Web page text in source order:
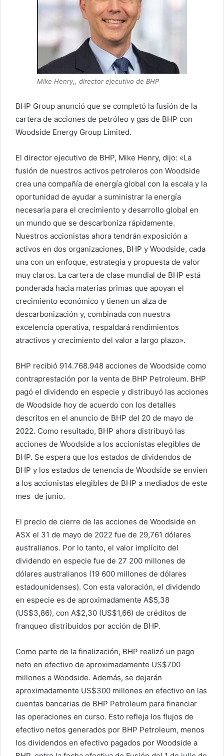
Mike Henry,, director ejecutivo de BHP
BHP Group anunció que se completó la fusión de la
cartera de acciones de petróleo y gas de BHP con
Woodside Energy Group Limited.
El director ejecutivo de BHP, Mike Henry, dijo: «La
fusión de nuestros activos petroleros con Woodside
crea una compañía de energía global con la escala y la
oportunidad de ayudar a suministrar la energía
necesaria para el crecimiento y desarrollo global en
un mundo que se descarboniza rápidamente.
Nuestros accionistas ahora tendrán exposición a
activos en dos organizaciones, BHP y Woodside, cada
una con un enfoque, estrategia y propuesta de valor
muy claros. La cartera de clase mundial de BHP está
ponderada hacia materias primas que apoyan el
crecimiento económico y tienen un alza de
descarbonización y, combinada con nuestra
excelencia operativa, respaldará rendimientos
atractivos y crecimiento del valor a largo plazo».
BHP recibió 914.768.948 acciones de Woodside como
contraprestación por la venta de BHP Petroleum. BHP
pagó el dividendo en especie y distribuyó las acciones
de Woodside hoy de acuerdo con los detalles
descritos en el anuncio de BHP del 20 de mayo de
2022. Como resultado, BHP ahora distribuyó las
acciones de Woodside a los accionistas elegibles de
BHP. Se espera que los estados de dividendos de
BHP y los estados de tenencia de Woodside se envíen
a los accionistas elegibles de BHP a mediados de este
mes de junio.
El precio de cierre de las acciones de Woodside en
ASX el 31 de mayo de 2022 fue de 29,761 dólares
australianos. Por lo tanto, el valor implícito del
dividendo en especie fue de 27 200 millones de
dólares australianos (19 600 millones de dólares
estadounidenses). Con esta valoración, el dividendo
en especie es de aproximadamente A$5,38
(US$3,86), con A$2,30 (US$1,66) de créditos de
franqueo distribuidos por acción de BHP.
Como parte de la finalización, BHP realizó un pago
neto en efectivo de aproximadamente US$700
millones a Woodside. Además, se dejarán
aproximadamente US$300 millones en efectivo en las
cuentas bancarias de BHP Petroleum para financiar
las operaciones en curso. Esto refleja los flujos de
efectivo netos generados por BHP Petroleum, menos
los dividendos en efectivo pagados por Woodside a